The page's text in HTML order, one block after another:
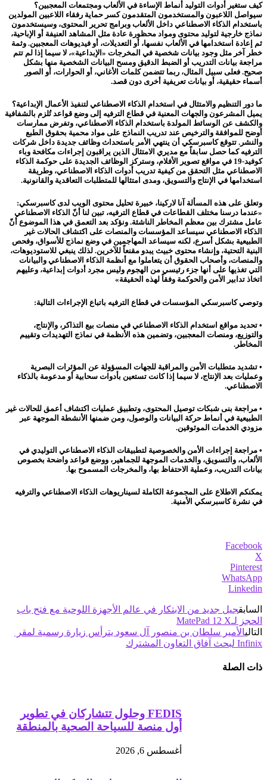
كيف ستغير أدوات التوليد أنماط الإساءة في الألعاب ومجتمعات المعجبين؟
سيواصل اللاعبون والمستخدمون المتقدمون كسر حماية رفقاء اللاعبين المولدين
باستخدام الذكاء الاصطناعي داخل الألعاب وبرامج تحرير المحتوى، وسيستخدمون
نماذج خارجية لتوليد محتوى ومواد محظورة عادة مثل المشاهد العنيفة أو الإباحية،
ثم إعادة استخدامها في الألعاب نفسها، أو التعديلات، أو فيديوهات المعجبين. وثمة
خطر آخر مثل وجود بيانات شخصية في المخرجات «الإبداعية»، لا سيما إذا لم تتم
مراجعة بيانات التدريب أو الضبط الدقيق ومسح البيانات الشخصية منها بشكل
صحيح. فعلى سبيل المثال، ربما تتضمن كلمات الأغاني، أو الحوارات، أو الصور
أسماء حقيقية، أو بيانات تعريفية أخرى دون قصد.
ما دور التنظيم والامتثال في استخدام الذكاء الاصطناعي لتنفيذ الأعمال الإبداعية؟
يميل المشرعون والجهات المعنية في قطاع الترفيه إلى وضع قواعد تُلزم بالشفافية
والكشف عن الوسائط المولدة باستخدام الذكاء الاصطناعي، وتفرض ممارسات
أوضح للموافقة والترخيص عند تدريب النماذج على مواد محمية بحقوق الطبع
والنشر. تتوقع كاسبرسكي أن ينتهي الأمر باستحداث وظائف جديدة داخل شركات
الترفيه كما حصل سابقاً مع مديري الامتثال الذين يراقبون إجراءات مكافحة وباء
كوفيد-19 في مواقع تصوير الأفلام، وستركز الوظائف الجديدة على حوكمة الذكاء
الاصطناعي مثل التحقق من كيفية تدريب أدوات الذكاء الاصطناعي، وطريقة
استخدامها في الإنتاج والتسويق، ومدى امتثالها للمتطلبات التعاقدية والقانونية.
وتعلق على هذه المسألة آنا لاركينا، خبيرة تحليل محتوى الويب لدى كاسبرسكي:
«عندما درسنا مختلف القطاعات في قطاع الترفيه، تبين لنا أنّ الذكاء الاصطناعي
عامل مشترك بين معظم المخاطر الناشئة. ونؤكد بعد التعمق في هذا الموضوع أنّ
الذكاء الاصطناعي سيساعد المؤسسات والمنصات على اكتشاف الحالات غير
الطبيعية بشكل أسرع، لكنه سيساعد المهاجمين في وضع نماذج للأسواق، وفحص
البنية التحتية، وإنشاء محتوى خبيث يبدو مقنعاً للآخرين. لذلك ينبغي للاستوديوهات،
والمنصات، وأصحاب الحقوق أن يتعاملوا مع أنظمة الذكاء الاصطناعي والبيانات
التي تغذيها على أنها جزء رئيسي من الهجوم وليس مجرد أدوات إبداعية، وعليهم
اتخاذ تدابير الأمن والحوكمة وفقاً لهذه الحقيقة»
وتوصي كاسبرسكي المؤسسات في قطاع الترفيه باتباع الإجراءات التالية:
• تحديد مواقع استخدام الذكاء الاصطناعي في منصات بيع التذاكر، والإنتاج،
والتوزيع، ومنصات المعجبين، وتضمين هذه الأنظمة في نماذج التهديدات وتقييم
المخاطر.
• تشديد متطلبات الأمن والمراقبة للجهات المسؤولة عن المؤثرات البصرية
وعمليات بعد الإنتاج، لا سيما إذا كانت تستعين بأدوات سحابية أو مدعومة بالذكاء
الاصطناعي.
• مراجعة بنى شبكات توصيل المحتوى، وتطبيق عمليات اكتشاف أعمق للحالات غير
الطبيعية في أنماط حركة البيانات والوصول، ومن ضمنها الأنشطة الموجهة عبر
مزودي الخدمات الموثوقين.
• مراجعة إجراءات الأمن والخصوصية لتطبيقات الذكاء الاصطناعي التوليدي في
الألعاب، والتسويق، والخدمات الموجهة للجماهير، ووضع قواعد واضحة بخصوص
بيانات التدريب، وعملية الاحتفاظ بها، والمخرجات المسموح بها.
يمكنكم الاطلاع على المجموعة الكاملة لسيناريوهات الذكاء الاصطناعي والترفيه
في نشرة كاسبرسكي الأمنية.
Facebook
X
Pinterest
WhatsApp
Linkedin
السابقجيل جديد من الابتكار في عالم الأجهزة اللوحية مع فتح باب
الحجز لـMatePad 12 X
التاليالأمير سلطان بن منصور آل سعود يترأس زيارة رسمية لمقر
Infinix لبحث آفاق التعاون المشترك
ذات الصلة
FEDIS وحلول تتشاركان في تطوير
أول منصة للسياحة الصحية بالمنطقة
أغسطس 6, 2026